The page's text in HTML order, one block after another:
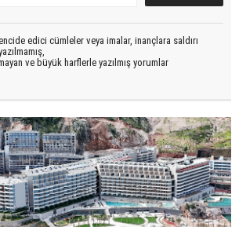
edici cümleler veya imalar, inançlara saldırı
ve büyük harflerle yazılmış yorumlar